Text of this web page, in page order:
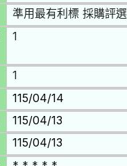
準用最有利標 採購評
1
1
115/04/14
115/04/13
115/04/13